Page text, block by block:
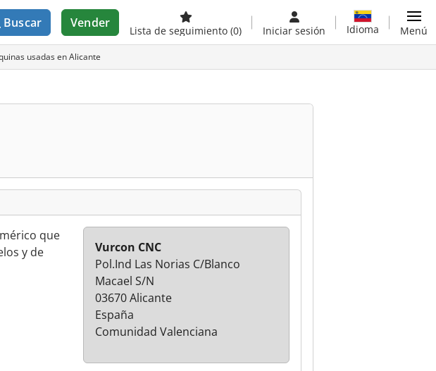
Buscar Vender
Lista de seguimiento (0) Iniciar sesión Idioma Menú
usadas en Alicante
que
y de
Vurcon CNC
Pol.Ind Las Norias C/Blanco
Macael S/N
03670 Alicante
España
Comunidad Valenciana